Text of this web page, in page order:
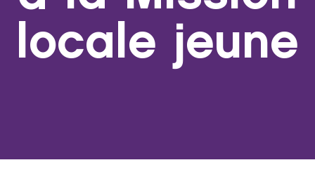
locale jeune